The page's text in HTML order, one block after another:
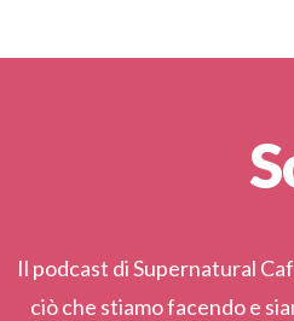
Il podcast di Supernatural
ciò che stiamo facendo e